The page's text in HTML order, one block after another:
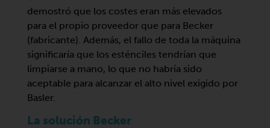
demostró que los costes eran más elevados
para el propio proveedor que para Becker
(fabricante). Además, el fallo de toda la máquina
significaría que los esténciles tendrían que
limpiarse a mano, lo que no habría sido
aceptable para alcanzar el alto nivel exigido por
Basler.
La solución Becker